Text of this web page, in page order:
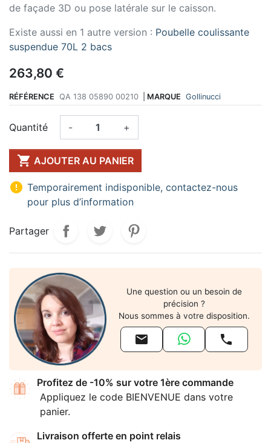
de façade 3D ou pose latérale sur le caisson.
Existe aussi en 1 autre version : Poubelle coulissante
suspendue 70L 2 bacs
263,80 €
RÉFÉRENCE QA 138 05890 00210 MARQUE Gollinucci
Quantité - +
 AJOUTER AU PANIER
 Temporairement indisponible, contactez-nous
pour plus d’information
Partager
Une question ou un besoin de
précision ?
Nous sommes à votre disposition.
 
Profitez de -10% sur votre 1ère commande
Appliquez le code BIENVENUE dans votre
panier.
Livraison offerte en point relais